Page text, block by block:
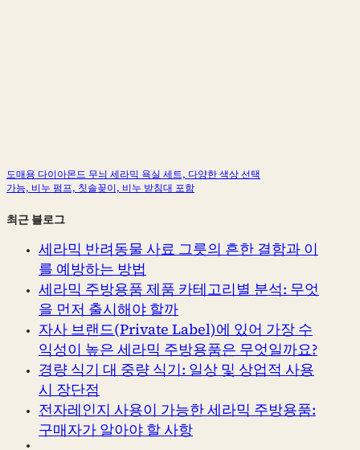
도매용 다이아몬드 무늬 세라믹 욕실 세트, 다양한 색상 선택
가능, 비누 펌프, 칫솔꽂이, 비누 받침대 포함
최근 블로그
세라믹 반려동물 사료 그릇의 흔한 결함과 이
를 예방하는 방법
세라믹 주방용품 제품 카테고리별 분석: 무엇
을 먼저 출시해야 할까
자사 브랜드(Private Label)에 있어 가장 수
익성이 높은 세라믹 주방용품은 무엇일까요?
경량 식기 대 중량 식기: 일상 및 상업적 사용
시 장단점
전자레인지 사용이 가능한 세라믹 주방용품:
구매자가 알아야 할 사항